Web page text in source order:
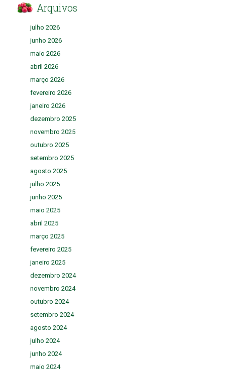
Arquivos
julho 2026
junho 2026
maio 2026
abril 2026
março 2026
fevereiro 2026
janeiro 2026
dezembro 2025
novembro 2025
outubro 2025
setembro 2025
agosto 2025
julho 2025
junho 2025
maio 2025
abril 2025
março 2025
fevereiro 2025
janeiro 2025
dezembro 2024
novembro 2024
outubro 2024
setembro 2024
agosto 2024
julho 2024
junho 2024
maio 2024